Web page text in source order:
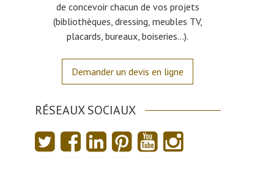
de concevoir chacun de vos projets
(bibliothèques, dressing, meubles TV,
placards, bureaux, boiseries…).
Demander un devis en ligne
RÉSEAUX SOCIAUX